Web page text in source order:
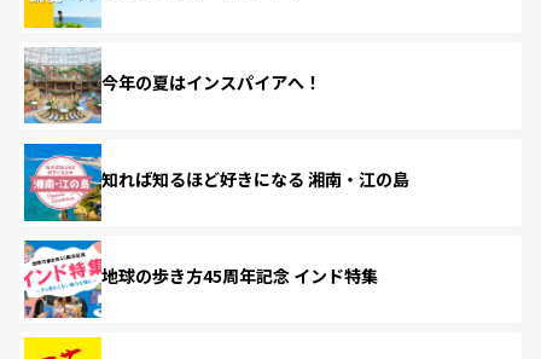
今年の夏はインスパイアへ！
知れば知るほど好きになる 湘南・江の島
地球の歩き方45周年記念 インド特集